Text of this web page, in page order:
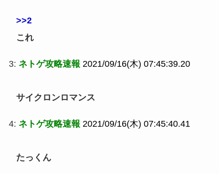
>>2
これ
3: ネトゲ攻略速報 2021/09/16(木) 07:45:39.20
サイクロンロマンス
4: ネトゲ攻略速報 2021/09/16(木) 07:45:40.41
たっくん